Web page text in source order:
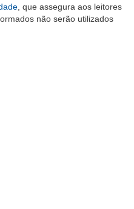
, que assegura aos leitores
não serão utilizados